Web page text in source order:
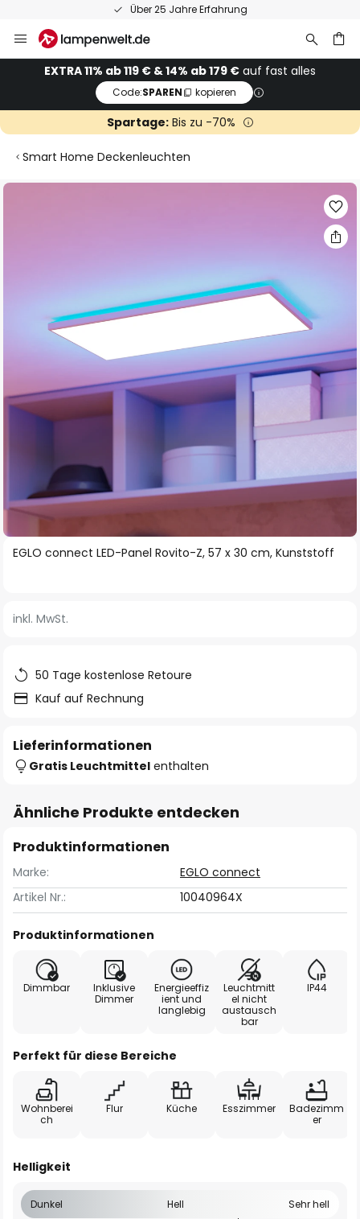
Über 25 Jahre Erfahrung
Inhalt
springenEXTRA 11% ab 119 € & 14% ab 179 € auf fast alles
Code:SPAREN kopieren
Spartage:Bis zu -70%
Smart Home Deckenleuchten
Zum
Zum
springen
EGLO connect LED-Panel Rovito-Z, 57 x 30 cm, Kunststoff
inkl. MwSt.
50 Tage kostenlose Retoure
Kauf auf Rechnung
Lieferinformationen
Gratis Leuchtmittel enthalten
Ähnliche Produkte entdecken
Produktinformationen
Marke:
EGLO connect
Artikel Nr.:
10040964X
Produktinformationen
Dimmbar
Inklusive
Dimmer
Energieeffiz
ient und
langlebig
Leuchtmitt
el nicht
austausch
bar
IP44
Perfekt für diese Bereiche
Wohnberei
ch
Flur Küche Esszimmer
Badezimm
er
Helligkeit
Dunkel Hell Sehr hell